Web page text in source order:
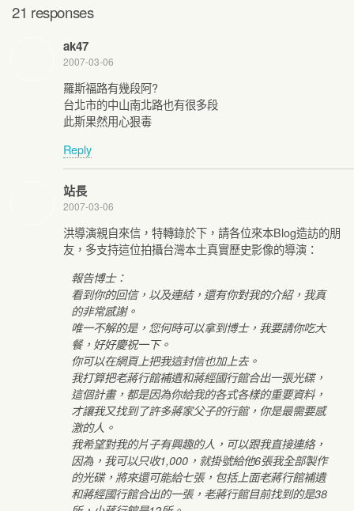
21 responses
ak47
2007-03-06
羅斯福路有幾段阿?
台北市的中山南北路也有很多段
此斯果然用心狠毒
Reply
站長
2007-03-06
洪導演親自來信，特轉錄於下，請各位來本Blog造訪的朋
友，多支持這位拍攝台灣本土真實歷史影像的導演：
報告博士：
看到你的回信，以及連結，還有你對我的介紹，我真
的非常感謝。
唯一不解的是，您何時可以拿到博士，我要請你吃大
餐，好好慶祝一下。
你可以在網頁上把我這封信也加上去。
我打算把老蔣行館補遺和蔣經國行館合出一張光碟，
這個計畫，都是因為你給我的各式各樣的重要資料，
才讓我又找到了許多蔣家父子的行館，你是最需要感
激的人。
我希望對我的片子有興趣的人，可以跟我直接連絡，
因為，我可以只收1,000，就掛號給他6張我全部製作
的光碟，將來還可能給七張，包括上面老蔣行館補遺
和蔣經國行館合出的一張，老蔣行館目前找到的是38